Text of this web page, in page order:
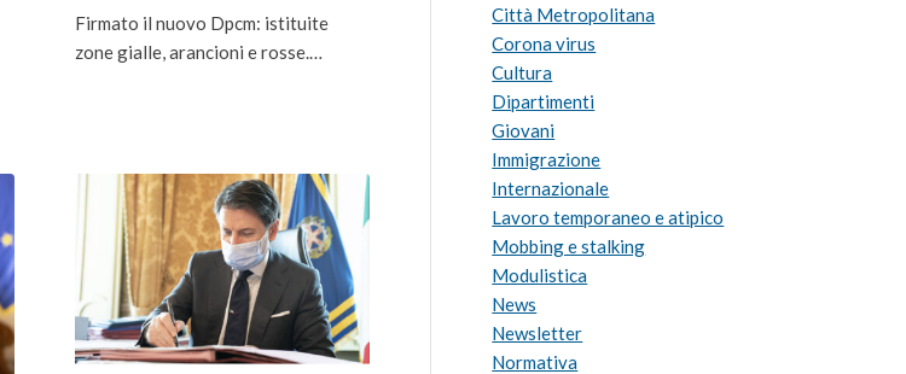
Firmato il nuovo Dpcm: istituite
zone gialle, arancioni e rosse.…
Città Metropolitana
Corona virus
Cultura
Dipartimenti
Giovani
Immigrazione
Internazionale
Lavoro temporaneo e atipico
Mobbing e stalking
Modulistica
News
Newsletter
Normativa